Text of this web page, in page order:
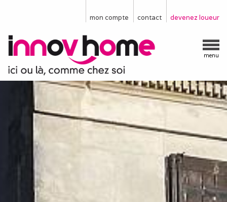
devenez loueur
contact
mon compte
menu